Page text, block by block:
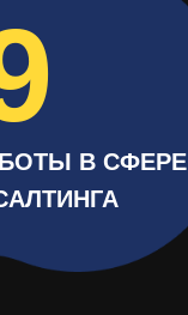
В СФЕРЕ